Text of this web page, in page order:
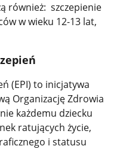
również: szczepienie
w wieku 12-13 lat,
(EPI) to inicjatywa
Organizację Zdrowia
każdemu dziecku
ratujących życie,
i statusu